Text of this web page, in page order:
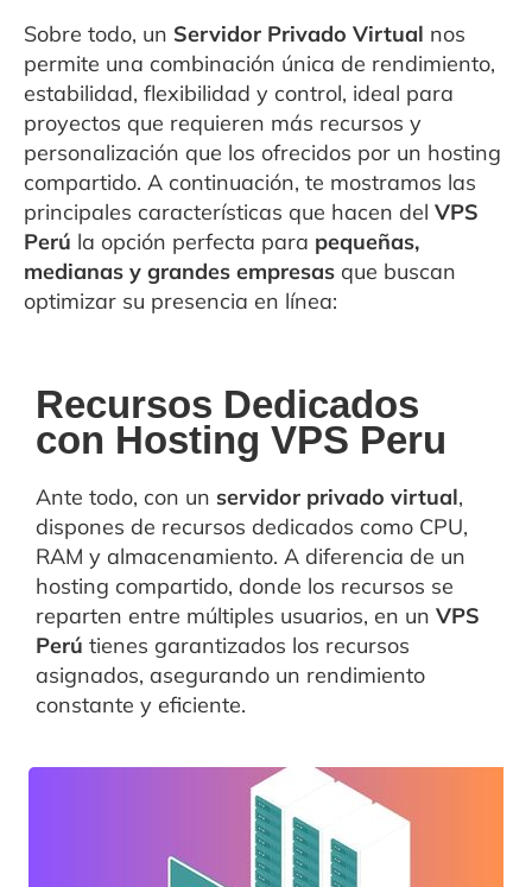
Sobre todo, un Servidor Privado Virtual nos
permite una combinación única de rendimiento,
estabilidad, flexibilidad y control, ideal para
proyectos que requieren más recursos y
personalización que los ofrecidos por un hosting
compartido. A continuación, te mostramos las
principales características que hacen del VPS
Perú la opción perfecta para pequeñas,
medianas y grandes empresas que buscan
optimizar su presencia en línea:
Recursos Dedicados
con Hosting VPS Peru
Ante todo, con un servidor privado virtual,
dispones de recursos dedicados como CPU,
RAM y almacenamiento. A diferencia de un
hosting compartido, donde los recursos se
reparten entre múltiples usuarios, en un VPS
Perú tienes garantizados los recursos
asignados, asegurando un rendimiento
constante y eficiente.